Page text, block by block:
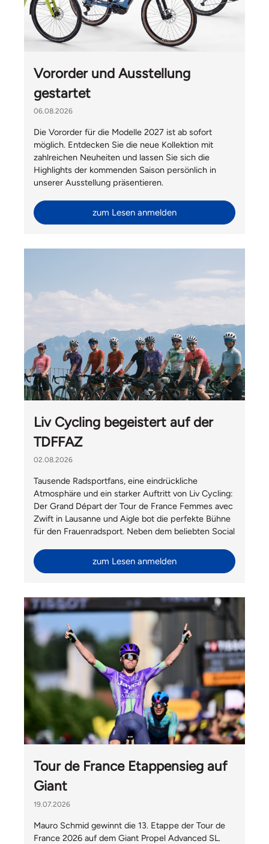
Vororder und Ausstellung
gestartet
06.08.2026
Die Vororder für die Modelle 2027 ist ab sofort
möglich. Entdecken Sie die neue Kollektion mit
zahlreichen Neuheiten und lassen Sie sich die
Highlights der kommenden Saison persönlich in
unserer Ausstellung präsentieren.
zum Lesen anmelden
Liv Cycling begeistert auf der
TDFFAZ
02.08.2026
Tausende Radsportfans, eine eindrückliche
Atmosphäre und ein starker Auftritt von Liv Cycling:
Der Grand Départ der Tour de France Femmes avec
Zwift in Lausanne und Aigle bot die perfekte Bühne
für den Frauenradsport. Neben dem beliebten Social
Switzerland auch Gäste von Giant International aus
Taiwan begrüssen.
zum Lesen anmelden
Tour de France Etappensieg auf
Giant
19.07.2026
Mauro Schmid gewinnt die 13. Etappe der Tour de
France 2026 auf dem Giant Propel Advanced SL.